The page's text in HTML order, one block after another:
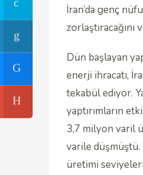
İran’da genç
Dün başlayan
enerji ihracatı,
tekabül ediyor.
yaptırımların
3,7 milyon varil
varile düşmüştü.
üretimi